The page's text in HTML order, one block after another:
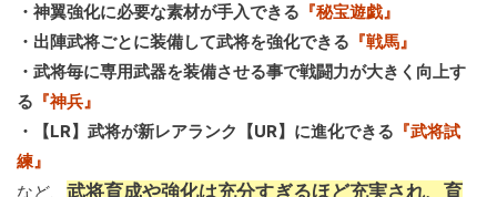
・神翼強化に必要な素材が手入できる 『秘宝遊戯』
・出陣武将ごとに装備して武将を強化できる 『戦馬』
・武将毎に専用武器を装備させる事で戦闘力が大きく向上す
る 『神兵』
・【LR】武将が新レアランク【UR】に進化できる 『武将試
練』
など、 武将育成や強化は充分すぎるほど充実され、育